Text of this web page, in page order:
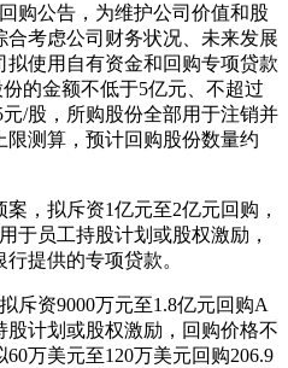
购公告，为维护公司价值和股
合考虑公司财务状况、未来发展
使用自有资金和回购专项贷款
的金额不低于5亿元、不超过
/股，所购股份全部用于注销并
测算，预计回购股份数量约
案，拟斥资1亿元至2亿元回购，
于员工持股计划或股权激励 ，
行提供的专项贷款。
斥资9000万元至1.8亿元回购A
股计划或股权激励 ，回购价格不
万美元至120万美元回购206.9